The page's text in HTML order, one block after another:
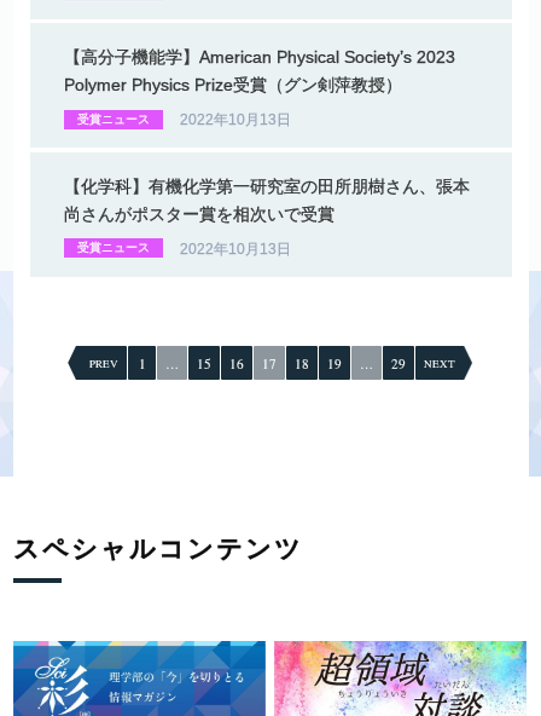
【高分子機能学】 American Physical Society’s 2023
Polymer Physics Prize受賞（グン剣萍教授）
受賞ニュース 2022年10月13日
【化学科】 有機化学第一研究室の田所朋樹さん、 張本
尚さんがポスター賞を相次いで受賞
受賞ニュース 2022年10月13日
PREV 1 … 15 16 17 18 19 … 29 NEXT
スペシャルコンテンツ